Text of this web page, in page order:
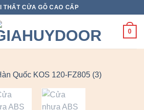
THẤT CỬA GỖ CAO CẤP
0